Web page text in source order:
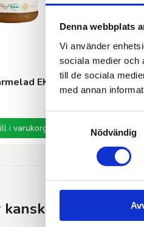
Denna webbplats
Vi använder
sociala medier och
till de sociala
med annan
Samtyckesval
Nödvändig
Krusbärsmarmelad EKO 320 g
i varukorg
också…